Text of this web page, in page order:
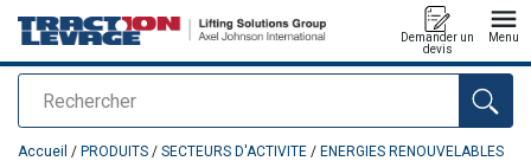
Rechercher
Demander un
devis
Menu
Ajouté au panier
Accueil / PRODUITS / SECTEURS D'ACTIVITE / ENERGIES RENOUVELABLES